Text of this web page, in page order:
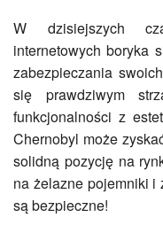
W dzisiejszych
internetowych boryka
zabezpieczania
się prawdziwym
funkcjonalności z
Chernobyl może
solidną pozycję na
na żelazne pojemniki i
są bezpieczne!